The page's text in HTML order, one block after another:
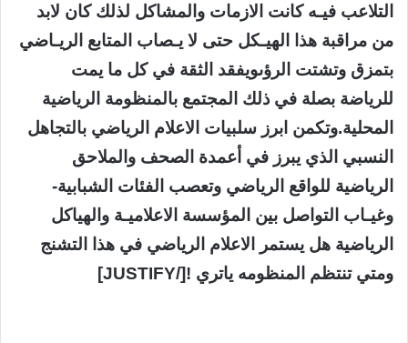
التلاعب فيـه كانت الازمات والمشاكل لذلك كان لابد
من مراقبة هذا الهيـكل حتى لا يـصاب المتابع الريـاضي
بتمزق وتشتت الرؤىويفقد الثقة في كل ما يمت
للرياضة بصلة في ذلك المجتمع بالمنظومة الرياضية
المحلية.وتكمن ابرز سلبيات الاعلام الرياضي بالتجاهل
النسبي الذي يبرز في أعمدة الصحف والملاحق
الرياضية للواقع الرياضي وتعصب الفئات الشبابية-
وغيـاب التواصل بين المؤسسة الاعلاميـة والهياكل
الرياضية هل يستمر الاعلام الرياضي في هذا التشنج
ومتي تنتظم المنظومه ياتري ![/JUSTIFY]